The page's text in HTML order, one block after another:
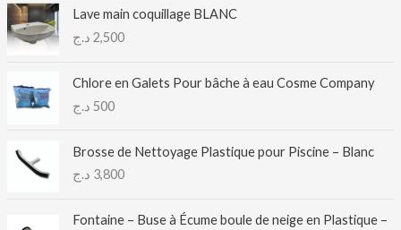
Lave main coquillage BLANC
2,500 د.ج
Chlore en Galets Pour bâche à eau Cosme Company
500 د.ج
Brosse de Nettoyage Plastique pour Piscine – Blanc
3,800 د.ج
Fontaine – Buse à Écume boule de neige en Plastique –